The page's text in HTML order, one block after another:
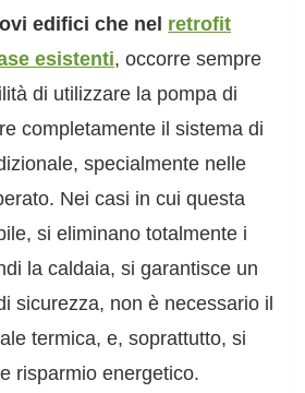
edifici che nel retrofit
esistenti, occorre sempre
di utilizzare la pompa di
completamente il sistema di
specialmente nelle
Nei casi in cui questa
si eliminano totalmente i
la caldaia, si garantisce un
sicurezza, non è necessario il
termica, e, soprattutto, si
risparmio energetico.